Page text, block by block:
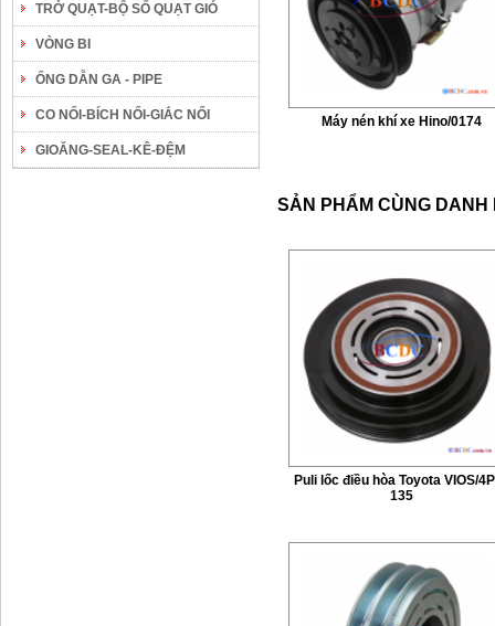
TRỞ QUẠT-BỘ SỐ QUẠT GIÓ
VÒNG BI
ỐNG DẪN GA - PIPE
CO NỐI-BÍCH NỐI-GIẮC NỐI
GIOĂNG-SEAL-KÊ-ĐỆM
Máy nén khí xe Hino/0174
SẢN PHẨM CÙNG
Puli lốc điều hòa Toyota VIOS/
135